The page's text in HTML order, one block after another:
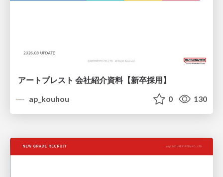
アートプレスト 会社紹介資料【新卒採用】
ap_kouhou
0 130